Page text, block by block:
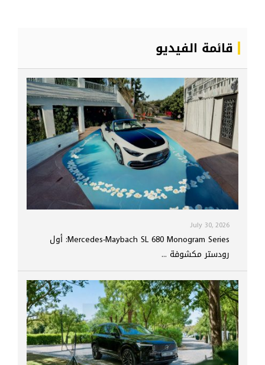
قائمة الفيديو
July 30, 2026
Mercedes-Maybach SL 680 Monogram Series: أول
رودستر مكشوفة ...